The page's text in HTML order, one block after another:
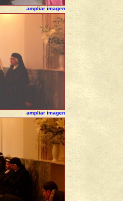
ampliar imagen
ampliar imagen